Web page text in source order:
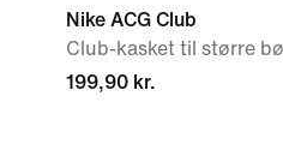
Nike ACG Club
Club-kasket til større
199,90 kr.